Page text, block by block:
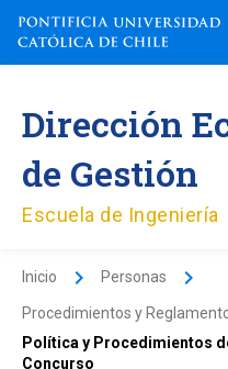
contenido
Dirección
de Gestión
Escuela de Ingeniería
Inicio Personas
Procedimientos y
Política y Procedimientos
Concurso